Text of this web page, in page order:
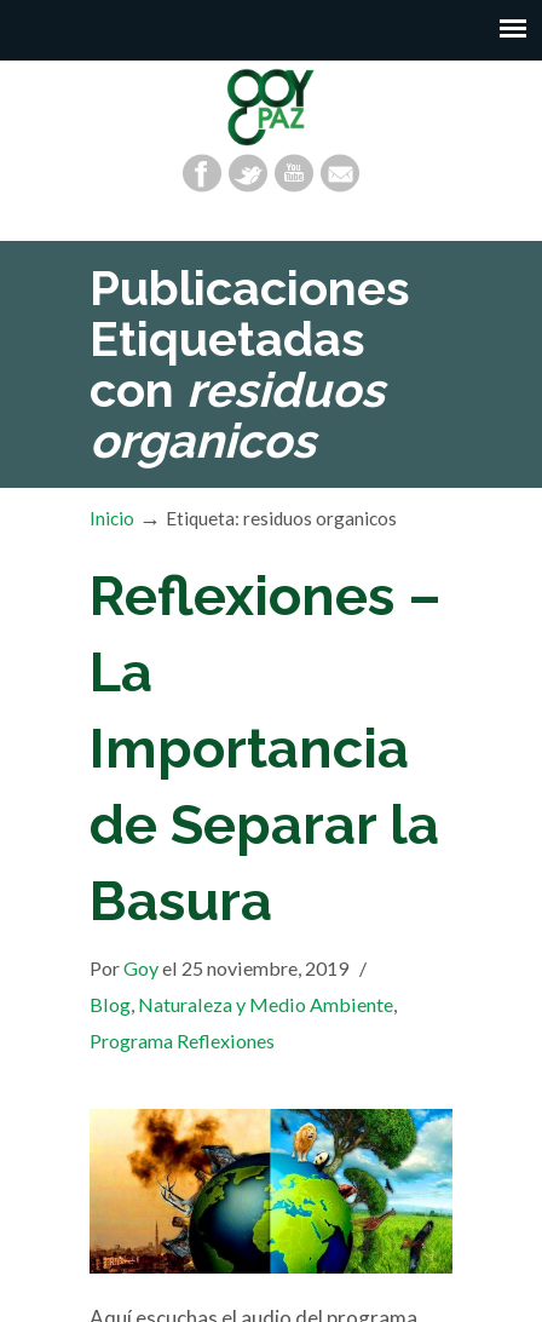
Publicaciones
Etiquetadas
con residuos
organicos
Inicio → Etiqueta: residuos organicos
Reflexiones –
La
Importancia
de Separar la
Basura
PorGoyel 25 noviembre, 2019 /
Blog, Naturaleza y Medio Ambiente,
Programa Reflexiones